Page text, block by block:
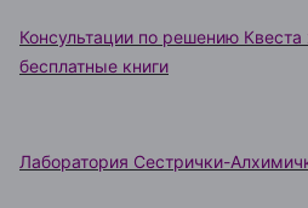
Консультации по решению
бесплатные книги
Лаборатория Сестрички-